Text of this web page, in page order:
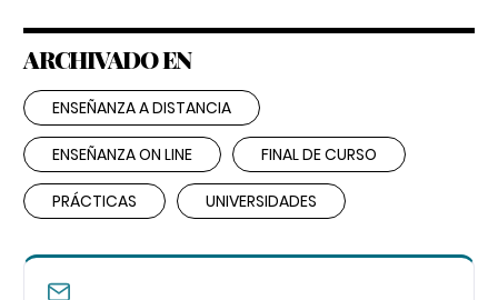
ARCHIVADO EN
ENSEÑANZA A DISTANCIA
ENSEÑANZA ON LINE FINAL DE CURSO
PRÁCTICAS UNIVERSIDADES